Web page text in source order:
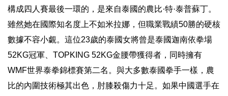
構成四人賽最後一環的，是來自泰國的農比·特·泰普蘇丁。
雖然她在國際知名度上不如米拉娜，但職業戰績50勝的硬核
數據不容小覷。這位23歲的泰國女將曾是泰國迦南依拳場
52KG冠軍、TOPKING 52KG金腰帶獲得者，同時擁有
WMF世界泰拳錦標賽第二名。與大多數泰國拳手一樣，農
比的內圍技術極其出色，肘膝殺傷力十足。如果中國選手在